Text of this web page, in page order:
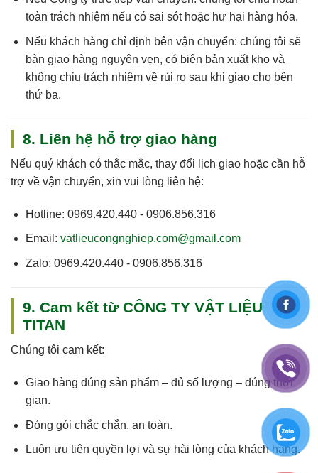
toàn trách nhiệmnếu có sai sót hoặc hư hại hàng hóa.
Nếu khách hàng chỉ định bên vận chuyển: chúng tôi sẽ
bàn giao hàng nguyên vẹn, có biên bản xuất kho và
không chịu trách nhiệm về rủi ro sau khi giao cho bên
thứ ba.
8. Liên hệ hỗ trợ giao hàng
Nếu quý khách có thắc mắc, thay đổi lịch giao hoặc cần hỗ
trợ về vận chuyển, xin vui lòng liên hệ:
Hotline: 0969.420.440 - 0906.856.316
Email: vatlieucongnghiep.com@gmail.com
Zalo: 0969.420.440 - 0906.856.316
9. Cam kết từ CÔNG TY VẬT LIỆU
TITAN
Chúng tôi cam kết:
Giao hàng đúng sản phẩm – đủ số lượng – đúng thời
gian.
Đóng gói chắc chắn, an toàn.
Luôn ưu tiên quyền lợi và sự hài lòng của khách hàng.